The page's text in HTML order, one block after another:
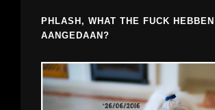
PHLASH, WHAT THE FUCK
AANGEDAAN?